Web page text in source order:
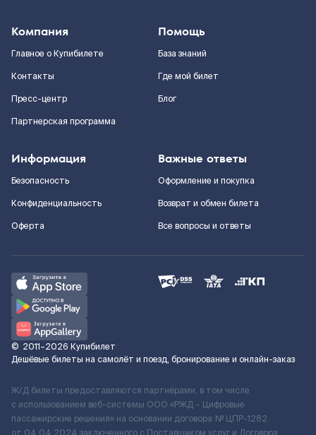
Компания
Главное о Купибилете
Контакты
Пресс-центр
Партнерская программа
Помощь
База знаний
Где мой билет
Блог
Информация
Безопасность
Конфиденциальность
Оферта
Важные ответы
Оформление и покупка
Возврат и обмен билета
Все вопросы и ответы
© 2011–2026 Купибилет
Дешёвые билеты на самолёт и поезд, бронирование и онлайн-заказ
Ж/Д билеты предоставляются партнёрами, в том числе
с использованием веб-системы ООО «РЖД – Цифровые
пассажирские решения» на основании договора № ЦПР-1282